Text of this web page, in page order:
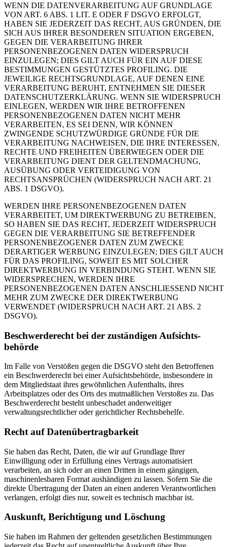
WENN DIE DATENVERARBEITUNG AUF GRUNDLAGE
VON ART. 6 ABS. 1 LIT. E ODER F DSGVO ERFOLGT,
HABEN SIE JEDERZEIT DAS RECHT, AUS GRÜNDEN, DIE
SICH AUS IHRER BESONDEREN SITUATION ERGEBEN,
GEGEN DIE VERARBEITUNG IHRER
PERSONENBEZOGENEN DATEN WIDERSPRUCH
EINZULEGEN; DIES GILT AUCH FÜR EIN AUF DIESE
BESTIMMUNGEN GESTÜTZTES PROFILING. DIE
JEWEILIGE RECHTSGRUNDLAGE, AUF DENEN EINE
VERARBEITUNG BERUHT, ENTNEHMEN SIE DIESER
DATENSCHUTZERKLÄRUNG. WENN SIE WIDERSPRUCH
EINLEGEN, WERDEN WIR IHRE BETROFFENEN
PERSONENBEZOGENEN DATEN NICHT MEHR
VERARBEITEN, ES SEI DENN, WIR KÖNNEN
ZWINGENDE SCHUTZWÜRDIGE GRÜNDE FÜR DIE
VERARBEITUNG NACHWEISEN, DIE IHRE INTERESSEN,
RECHTE UND FREIHEITEN ÜBERWIEGEN ODER DIE
VERARBEITUNG DIENT DER GELTENDMACHUNG,
AUSÜBUNG ODER VERTEIDIGUNG VON
RECHTSANSPRÜCHEN (WIDERSPRUCH NACH ART. 21
ABS. 1 DSGVO).
WERDEN IHRE PERSONENBEZOGENEN DATEN
VERARBEITET, UM DIREKTWERBUNG ZU BETREIBEN,
SO HABEN SIE DAS RECHT, JEDERZEIT WIDERSPRUCH
GEGEN DIE VERARBEITUNG SIE BETREFFENDER
PERSONENBEZOGENER DATEN ZUM ZWECKE
DERARTIGER WERBUNG EINZULEGEN; DIES GILT AUCH
FÜR DAS PROFILING, SOWEIT ES MIT SOLCHER
DIREKTWERBUNG IN VERBINDUNG STEHT. WENN SIE
WIDERSPRECHEN, WERDEN IHRE
PERSONENBEZOGENEN DATEN ANSCHLIESSEND NICHT
MEHR ZUM ZWECKE DER DIREKTWERBUNG
VERWENDET (WIDERSPRUCH NACH ART. 21 ABS. 2
DSGVO).
Beschwerde­recht bei der zuständigen Aufsichts­
behörde
Im Falle von Verstößen gegen die DSGVO steht den Betroffenen
ein Beschwerderecht bei einer Aufsichtsbehörde, insbesondere in
dem Mitgliedstaat ihres gewöhnlichen Aufenthalts, ihres
Arbeitsplatzes oder des Orts des mutmaßlichen Verstoßes zu. Das
Beschwerderecht besteht unbeschadet anderweitiger
verwaltungsrechtlicher oder gerichtlicher Rechtsbehelfe.
Recht auf Daten­übertrag­barkeit
Sie haben das Recht, Daten, die wir auf Grundlage Ihrer
Einwilligung oder in Erfüllung eines Vertrags automatisiert
verarbeiten, an sich oder an einen Dritten in einem gängigen,
maschinenlesbaren Format aushändigen zu lassen. Sofern Sie die
direkte Übertragung der Daten an einen anderen Verantwortlichen
verlangen, erfolgt dies nur, soweit es technisch machbar ist.
Auskunft, Berichtigung und Löschung
Sie haben im Rahmen der geltenden gesetzlichen Bestimmungen